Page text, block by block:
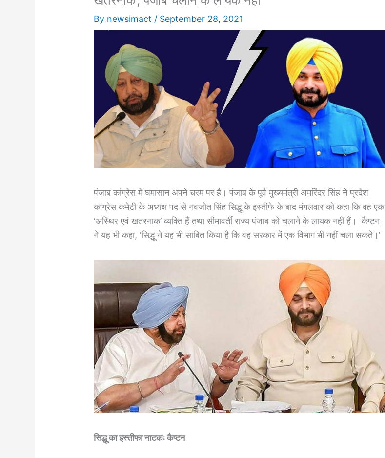
By newsimact / September 28, 2021
पंजाब कांग्रेस में घमासान अपने चरम पर है। पंजाब के पूर्व मुख्यमंत्री अमरिंदर सिंह ने प्रदेश
कांग्रेस कमेटी के अध्यक्ष पद से नवजोत सिंह सिद्धू के इस्तीफे के बाद मंगलवार को कहा कि वह एक
‘अस्थिर एवं खतरनाक’ व्यक्ति हैं तथा सीमावर्ती राज्य पंजाब को चलाने के लायक नहीं हैं। कैप्टन
ने यह भी कहा, ‘सिद्धू ने यह भी साबित किया है कि वह सरकार में एक विभाग भी नहीं चला सकते।’
सिद्धू का इस्तीफा नाटकः कैप्टन